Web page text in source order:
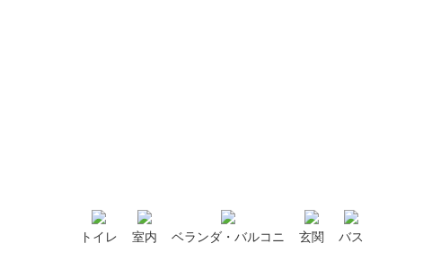
トイレ 室内 ベランダ・バルコニ 玄関 バス